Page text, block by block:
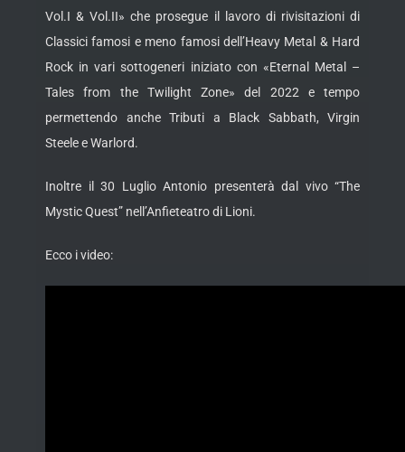
Vol.I & Vol.II» che prosegue il lavoro di rivisitazioni di
Classici famosi e meno famosi dell’Heavy Metal & Hard
Rock in vari sottogeneri iniziato con «Eternal Metal –
Tales from the Twilight Zone» del 2022 e tempo
permettendo anche Tributi a Black Sabbath, Virgin
Steele e Warlord.
Inoltre il 30 Luglio Antonio presenterà dal vivo “The
Mystic Quest” nell’Anfieteatro di Lioni.
Ecco i video: